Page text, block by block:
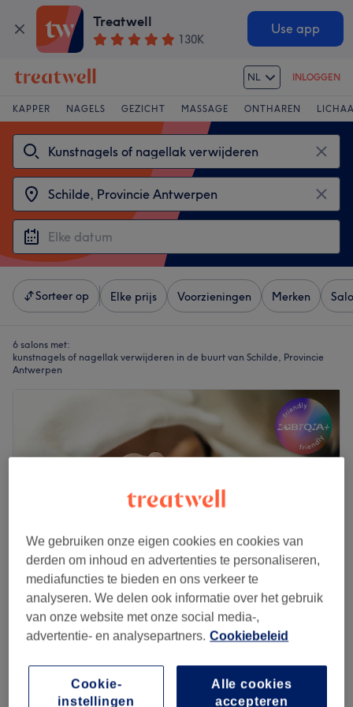
Treatwell
130K
Use app
NL INLOGGEN
KAPPER NAGELS GEZICHT MASSAGE ONTHAREN
Sorteer op Elke prijs Voorzieningen Merken
6 salons met:
kunstnagels of nagellak verwijderen in de buurt van Schilde, Provincie
Antwerpen
Atelier Beauté by Stef
4,8
851 reviews
Gelnagels - Verwijderen
We gebruiken onze eigen cookies en cookies van
derden om inhoud en advertenties te personaliseren,
mediafuncties te bieden en ons verkeer te
analyseren. We delen ook informatie over het gebruik
van onze website met onze social media-,
advertentie- en analysepartners. Cookiebeleid
Alle cookies
accepteren
Cookie-
instellingen